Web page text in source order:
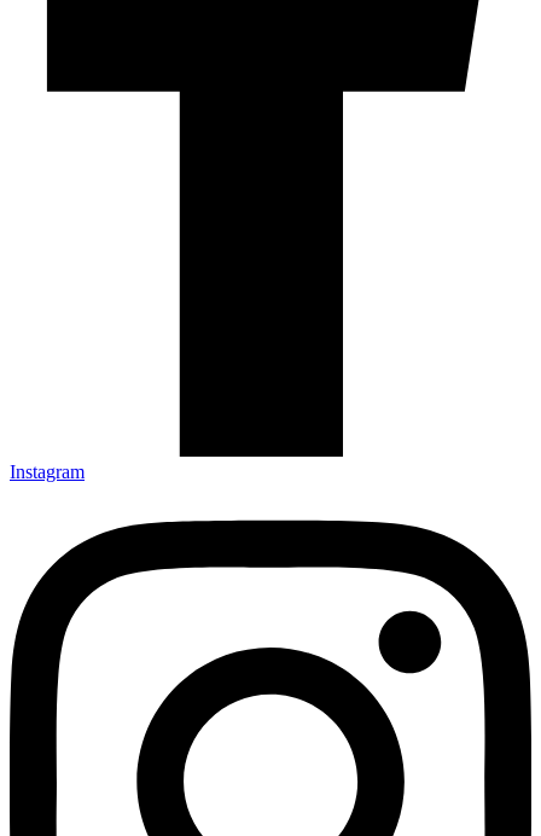
Instagram